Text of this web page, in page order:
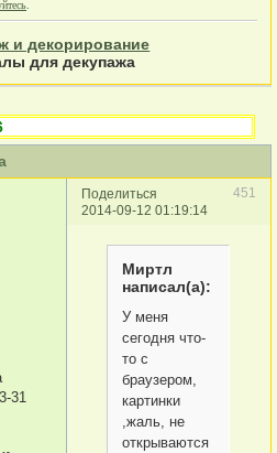
и декорирование
для декупажа
Поделиться
451
2014-09-12 01:19:14
31
Миртл
написал(а):
У меня
сегодня что-
то с
браузером,
картинки
,жаль, не
открываются